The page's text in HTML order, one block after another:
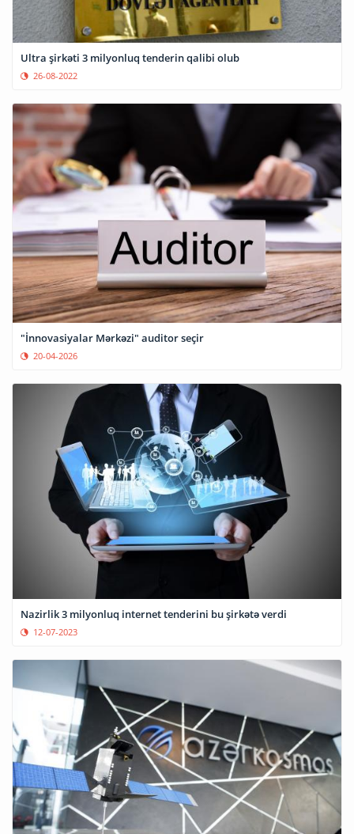
Ultra şirkəti 3 milyonluq tenderin qalibi olub
26-08-2022
"İnnovasiyalar Mərkəzi" auditor seçir
20-04-2026
Nazirlik 3 milyonluq internet tenderini bu şirkətə verdi
12-07-2023